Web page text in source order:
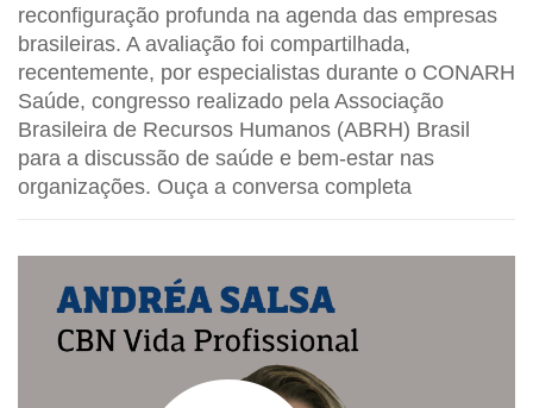
reconfiguração profunda na agenda das empresas
brasileiras. A avaliação foi compartilhada,
recentemente, por especialistas durante o CONARH
Saúde, congresso realizado pela Associação
Brasileira de Recursos Humanos (ABRH) Brasil
para a discussão de saúde e bem-estar nas
organizações. Ouça a conversa completa